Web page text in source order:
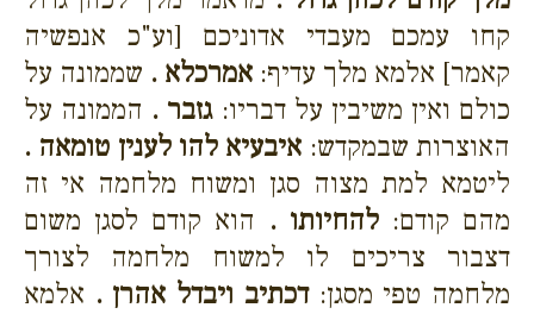
קחו עמכם מעבדי אדוניכם [וע"כ אנפשיה
קאמר] אלמא מלך עדיף: אמרכלא . שממונה על
כולם ואין משיבין על דבריו:גזבר . הממונה על
האוצרות שבמקדש: איבעיא להו לענין טומאה .
ליטמא למת מצוה סגן ומשוח מלחמה אי זה
מהם קודם:להחיותו . הוא קודם לסגן משום
דצבור צריכים לו למשוח מלחמה לצורך
מלחמה טפי מסגן:דכתיב ויבדל אהרן . אלמא